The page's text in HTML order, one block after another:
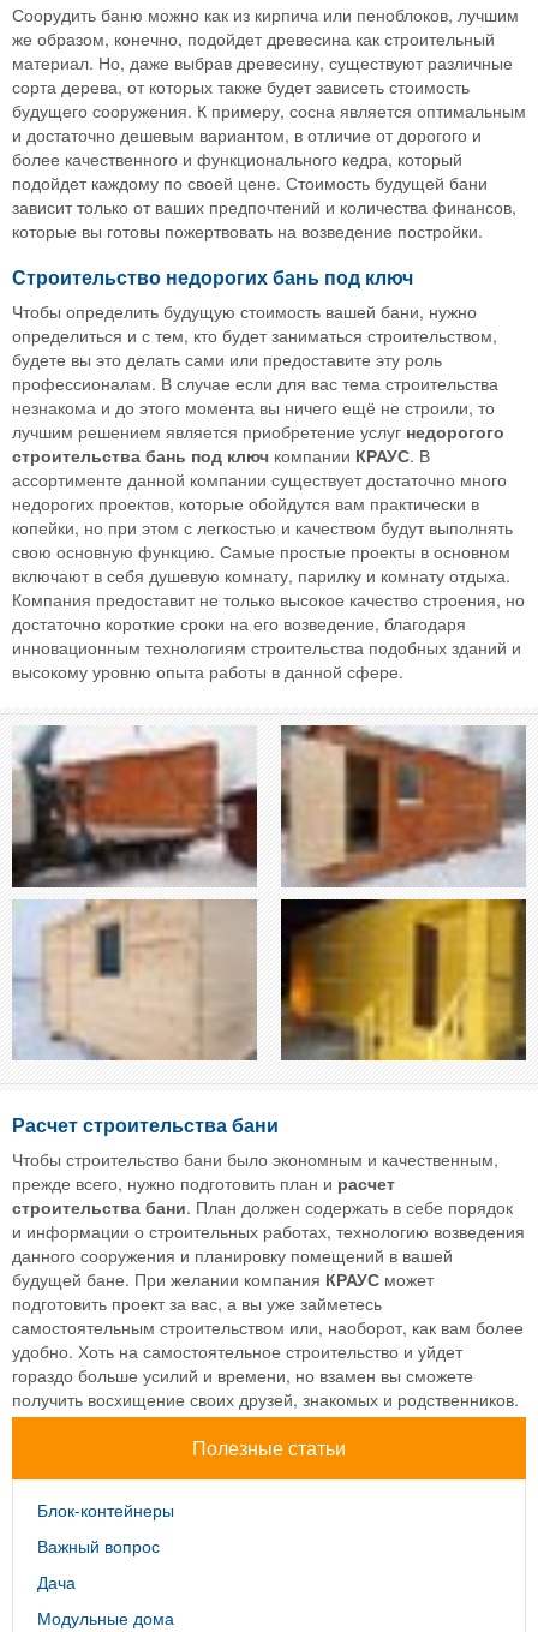
Соорудить баню можно как из кирпича или пеноблоков, лучшим
же образом, конечно, подойдет древесина как строительный
материал. Но, даже выбрав древесину, существуют различные
сорта дерева, от которых также будет зависеть стоимость
будущего сооружения. К примеру, сосна является оптимальным
и достаточно дешевым вариантом, в отличие от дорогого и
более качественного и функционального кедра, который
подойдет каждому по своей цене. Стоимость будущей бани
зависит только от ваших предпочтений и количества финансов,
которые вы готовы пожертвовать на возведение постройки.
Строительство недорогих бань под ключ
Чтобы определить будущую стоимость вашей бани, нужно
определиться и с тем, кто будет заниматься строительством,
будете вы это делать сами или предоставите эту роль
профессионалам. В случае если для вас тема строительства
незнакома и до этого момента вы ничего ещё не строили, то
лучшим решением является приобретение услуг недорогого
строительства бань под ключ компании КРАУС. В
ассортименте данной компании существует достаточно много
недорогих проектов, которые обойдутся вам практически в
копейки, но при этом с легкостью и качеством будут выполнять
свою основную функцию. Самые простые проекты в основном
включают в себя душевую комнату, парилку и комнату отдыха.
Компания предоставит не только высокое качество строения, но
достаточно короткие сроки на его возведение, благодаря
инновационным технологиям строительства подобных зданий и
высокому уровню опыта работы в данной сфере.
Расчет строительства бани
Чтобы строительство бани было экономным и качественным,
прежде всего, нужно подготовить план и расчет
строительства бани. План должен содержать в себе порядок
и информации о строительных работах, технологию возведения
данного сооружения и планировку помещений в вашей
будущей бане. При желании компания КРАУС может
подготовить проект за вас, а вы уже займетесь
самостоятельным строительством или, наоборот, как вам более
удобно. Хоть на самостоятельное строительство и уйдет
гораздо больше усилий и времени, но взамен вы сможете
получить восхищение своих друзей, знакомых и родственников.
Полезные статьи
Блок-контейнеры
Важный вопрос
Дача
Модульные дома